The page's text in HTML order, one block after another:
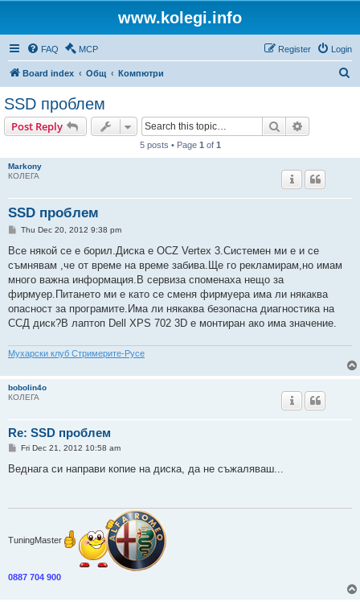
www.kolegi.info
FAQ MCP Login
Register
Board index Общ Компютри
SSD проблем
Post Reply Search
5 posts • Page 1 of 1
Markony
КОЛЕГА
SSD проблем
P
s
Thu Dec 20, 2012 9:38 pm
Все някой се е борил.Диска е OCZ Vertex 3.Системен ми е и се
съмнявам ,че от време на време забива.Ще го рекламирам,но имам
много важна информация.В сервиза споменаха нещо за
фирмуер.Питането ми е като се сменя фирмуера има ли някаква
опасност за програмите.Има ли някаква безопасна диагностика на
ССД диск?В лаптоп Dell XPS 702 3D e монтиран ако има значение.
Мухарски клуб Стримерите-Русе
bobolin4o
КОЛЕГА
Re: SSD проблем
P
s
Fri Dec 21, 2012 10:58 am
Веднага си направи копие на диска, да не съжаляваш...
TuningMaster
0887 704 900